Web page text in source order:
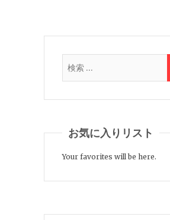
お気に入りリスト
Your favorites will be here.